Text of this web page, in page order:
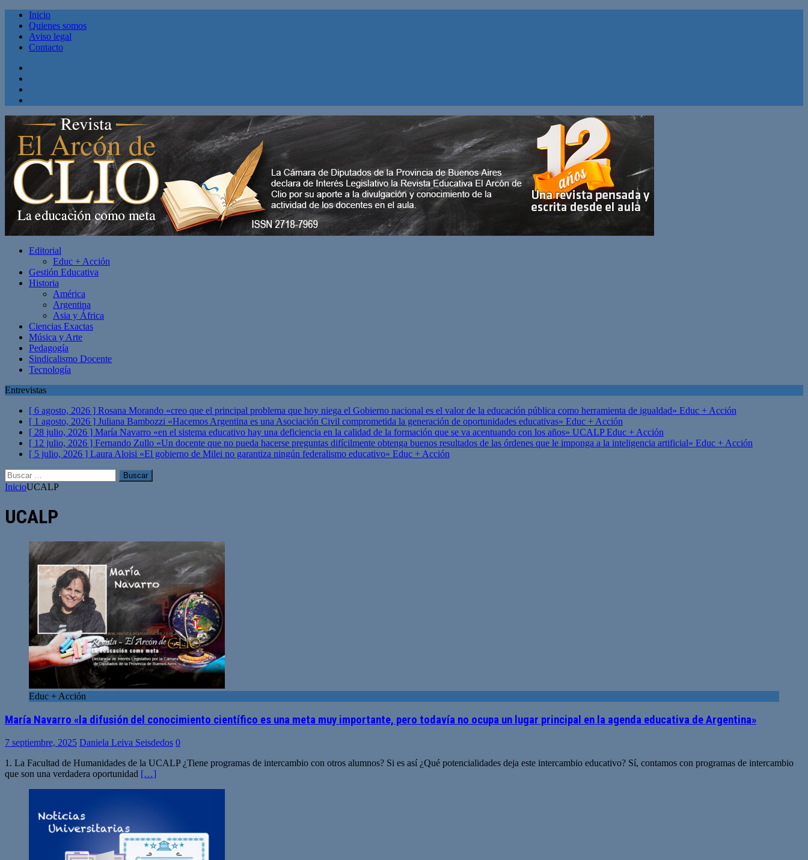
Inicio
Quienes somos
Aviso legal
Contacto
Editorial
Educ + Acción
Gestión Educativa
Historia
América
Argentina
Asia y África
Ciencias Exactas
Música y Arte
Pedagogía
Sindicalismo Docente
Tecnología
Entrevistas
[ 6 agosto, 2026 ] Rosana Morando «creo que el principal problema que hoy niega el Gobierno nacional es el valor de la educación pública como herramienta de igualdad» Educ + Acción
[ 1 agosto, 2026 ] Juliana Bambozzi «Hacemos Argentina es una Asociación Civil comprometida la generación de oportunidades educativas» Educ + Acción
[ 28 julio, 2026 ] María Navarro «en el sistema educativo hay una deficiencia en la calidad de la formación que se va acentuando con los años» UCALPEduc + Acción
[ 12 julio, 2026 ] Fernando Zullo «Un docente que no pueda hacerse preguntas difícilmente obtenga buenos resultados de las órdenes que le imponga a la inteligencia artificial» Educ + Acción
[ 5 julio, 2026 ] Laura Aloisi «El gobierno de Milei no garantiza ningún federalismo educativo» Educ + Acción
Buscar:
InicioUCALP
UCALP
Educ + Acción
María Navarro «la difusión del conocimiento científico es una meta muy importante, pero todavía no ocupa un lugar principal en la agenda educativa de Argentina»
7 septiembre, 2025 Daniela Leiva Seisdedos 0
1. La Facultad de Humanidades de la UCALP ¿Tiene programas de intercambio con otros alumnos? Si es así ¿Qué potencialidades deja este intercambio educativo? Sí, contamos con programas de intercambio
que son una verdadera oportunidad […]